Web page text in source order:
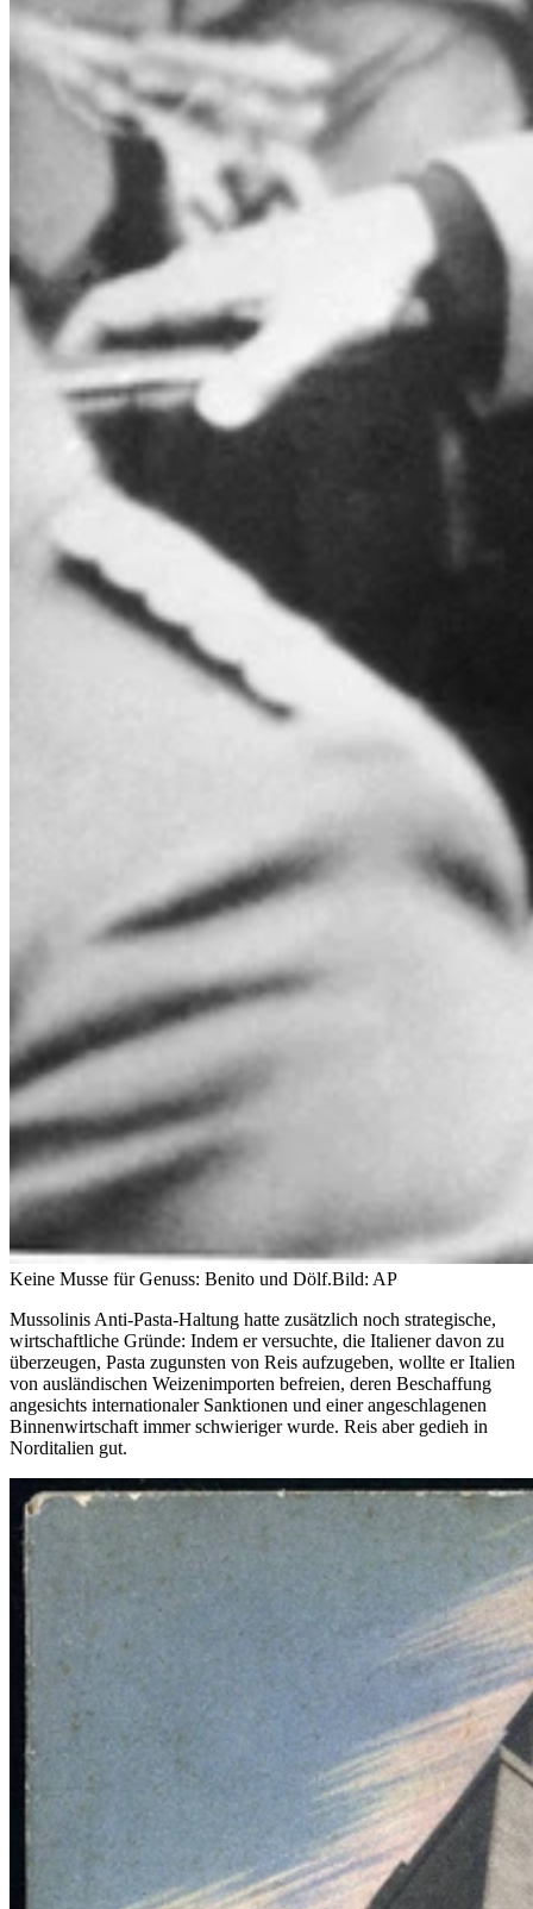
Keine Musse für Genuss: Benito und Dölf.Bild: AP
Mussolinis Anti-Pasta-Haltung hatte zusätzlich noch strategische,
wirtschaftliche Gründe: Indem er versuchte, die Italiener davon zu
überzeugen, Pasta zugunsten von Reis aufzugeben, wollte er Italien
von ausländischen Weizenimporten befreien, deren Beschaffung
angesichts internationaler Sanktionen und einer angeschlagenen
Binnenwirtschaft immer schwieriger wurde. Reis aber gedieh in
Norditalien gut.